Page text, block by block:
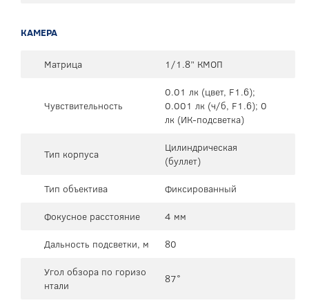
КАМЕРА
Матрица 1/1.8” КМОП
Чувствительность
0.01 лк (цвет, F1.6);
0.001 лк (ч/б, F1.6); 0
лк (ИК-подсветка)
Тип корпуса
Цилиндрическая
(буллет)
Тип объектива
Фиксированный
Фокусное расстояние
4 мм
Дальность подсветки, м
80
Угол обзора по горизо
нтали
87°